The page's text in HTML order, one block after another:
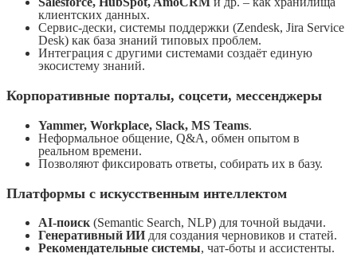
клиентских данных.
Сервис-дески, системы поддержки (Zendesk, Jira Service
Desk) как база знаний типовых проблем.
Интеграция с другими системами создаёт единую
экосистему знаний.
Корпоративные порталы, соцсети, мессенджеры
Yammer, Workplace, Slack, MS Teams.
Неформальное общение, Q&A, обмен опытом в
реальном времени.
Позволяют фиксировать ответы, собирать их в базу.
Платформы с искусственным интеллектом
AI-поиск (Semantic Search, NLP) для точной выдачи.
Генеративный ИИ для создания черновиков и статей.
Рекомендательные системы, чат-боты и ассистенты.